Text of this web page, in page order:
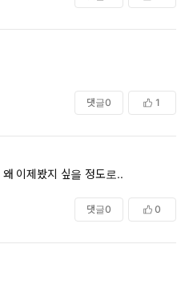
댓글0 1
이제봤지 싶을 정도로..
댓글0 0